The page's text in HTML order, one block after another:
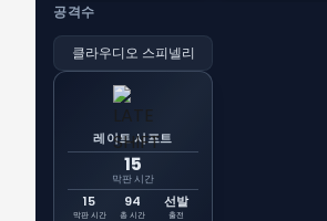
공격수
클라우디오 스피넬리
레이트 시프트
15
막판 시간
15
막판 시간
94
총 시간
선발
출전